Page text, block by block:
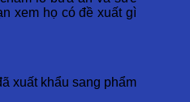
xem họ có đề xuất gì
xuất khẩu sang phẩm